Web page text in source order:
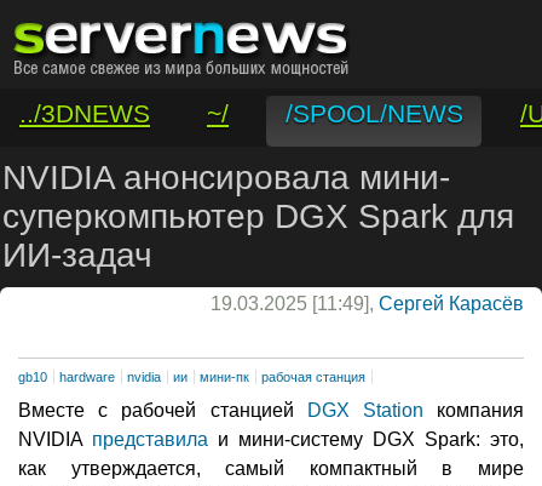
../3DNEWS ~/ /SPOOL/NEWS
/
/VAR/CONTACT
NVIDIA анонсировала мини-
суперкомпьютер DGX Spark для
ИИ-задач
19.03.2025 [11:49], Сергей Карасёв
gb10 hardware nvidia ии мини-пк рабочая станция
Вместе с рабочей станцией DGX Station компания
NVIDIA представила и мини-систему DGX Spark: это,
как утверждается, самый компактный в мире